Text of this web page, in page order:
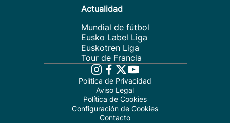
Actualidad
Mundial de fútbol
Eusko Label Liga
Euskotren Liga
Tour de Francia
Política de Privacidad
Aviso Legal
Política de Cookies
Configuración de Cookies
Contacto